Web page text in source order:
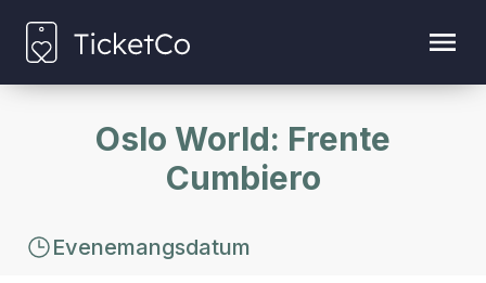
Oslo World: Frente
Cumbiero
Evenemangsdatum